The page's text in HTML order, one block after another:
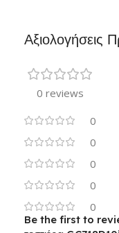
Αξιολογήσεις
0 reviews
0
0
0
0
0
Be the first to